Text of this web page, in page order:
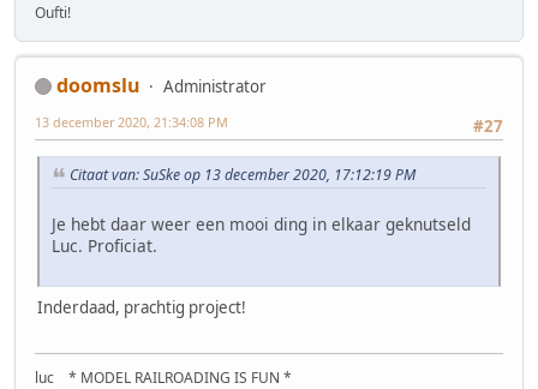
Oufti!
doomslu
Administrator
#27
13 december 2020, 21:34:08 PM
Citaat van: SuSke op 13 december 2020, 17:12:19 PM
Je hebt daar weer een mooi ding in elkaar geknutseld
Luc. Proficiat.
Inderdaad, prachtig project!
luc * MODEL RAILROADING IS FUN *